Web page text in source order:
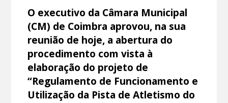
O executivo da Câmara Municipal
(CM) de Coimbra aprovou, na sua
reunião de hoje, a abertura do
procedimento com vista à
elaboração do projeto de
“Regulamento de Funcionamento e
Utilização da Pista de Atletismo do